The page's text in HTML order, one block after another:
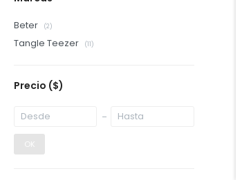
Beter (2)
Tangle Teezer (11)
Precio ($)
OK